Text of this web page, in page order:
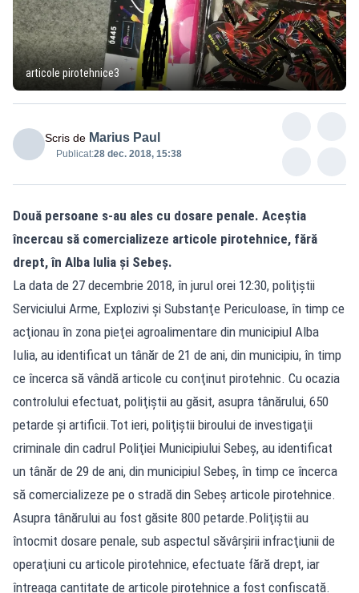
articole pirotehnice3
Scris de Marius Paul
Publicat:28 dec. 2018, 15:38
Două persoane s-au ales cu dosare penale. Aceștia
încercau să comercializeze articole pirotehnice, fără
drept, în Alba Iulia şi Sebeş.
La data de 27 decembrie 2018, în jurul orei 12:30, poliţiştii
Serviciului Arme, Explozivi şi Substanţe Periculoase, în timp ce
acţionau în zona pieţei agroalimentare din municipiul Alba
Iulia, au identificat un tânăr de 21 de ani, din municipiu, în timp
ce încerca să vândă articole cu conţinut pirotehnic. Cu ocazia
controlului efectuat, poliţiştii au găsit, asupra tânărului, 650
petarde şi artificii.Tot ieri, poliţiştii biroului de investigaţii
criminale din cadrul Poliţiei Municipiului Sebeş, au identificat
un tânăr de 29 de ani, din municipiul Sebeş, în timp ce încerca
să comercializeze pe o stradă din Sebeş articole pirotehnice.
Asupra tânărului au fost găsite 800 petarde.Poliţiştii au
întocmit dosare penale, sub aspectul săvârşirii infracţiunii de
operaţiuni cu articole pirotehnice, efectuate fără drept, iar
întreaga cantitate de articole pirotehnice a fost confiscată.